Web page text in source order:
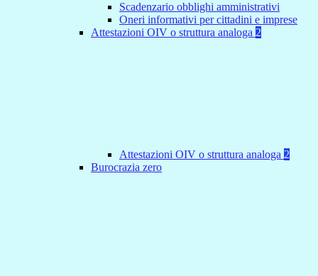
Scadenzario obblighi amministrativi
Oneri informativi per cittadini e imprese
Attestazioni OIV o struttura analoga 2
Attestazioni OIV o struttura analoga 2
Burocrazia zero